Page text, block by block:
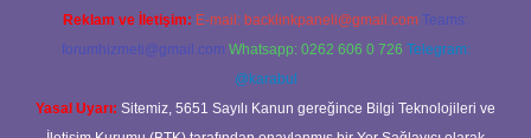
Reklam ve İletişim: E-mail: backlinkpaneli@gmail.com Teams:
forumhizmeti@gmail.com Whatsapp: 0262 606 0 726 Telegram:
@karabul
Yasal Uyarı: Sitemiz, 5651 Sayılı Kanun gereğince Bilgi Teknolojileri ve